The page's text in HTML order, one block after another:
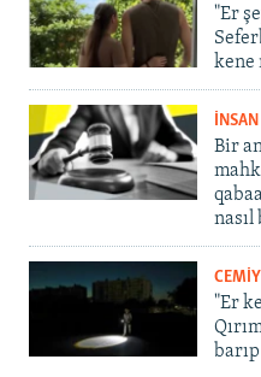
"Er
kene
Bir
nasıl
"Er